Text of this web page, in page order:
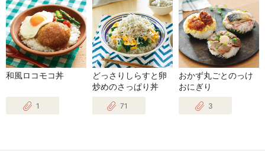
和風ロコモコ丼
1
どっさりしらすと卵
炒めのさっぱり丼
71
おかず丸ごとのっけ
おにぎり
3